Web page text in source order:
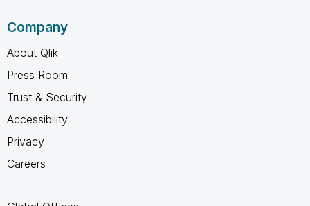
Company
About Qlik
Press Room
Trust & Security
Accessibility
Privacy
Careers